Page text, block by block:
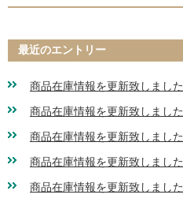
最近のエントリー
商品在庫情報を更新致しました
商品在庫情報を更新致しました
商品在庫情報を更新致しました
商品在庫情報を更新致しました
商品在庫情報を更新致しました